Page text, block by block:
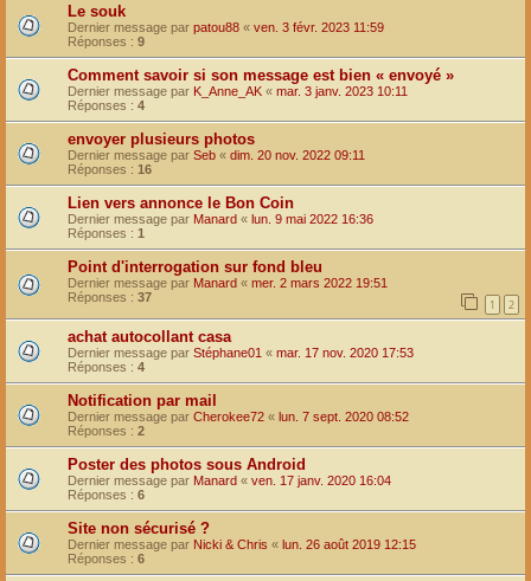
Le souk
Dernier message par patou88 « ven. 3 févr. 2023 11:59
Réponses : 9
Comment savoir si son message est bien « envoyé »
Dernier message par K_Anne_AK « mar. 3 janv. 2023 10:11
Réponses : 4
envoyer plusieurs photos
Dernier message par Seb « dim. 20 nov. 2022 09:11
Réponses : 16
Lien vers annonce le Bon Coin
Dernier message par Manard « lun. 9 mai 2022 16:36
Réponses : 1
Point d'interrogation sur fond bleu
Dernier message par Manard « mer. 2 mars 2022 19:51
Réponses : 37 1 2
achat autocollant casa
Dernier message par Stéphane01 « mar. 17 nov. 2020 17:53
Réponses : 4
Notification par mail
Dernier message par Cherokee72 « lun. 7 sept. 2020 08:52
Réponses : 2
Poster des photos sous Android
Dernier message par Manard « ven. 17 janv. 2020 16:04
Réponses : 6
Site non sécurisé ?
Dernier message par Nicki & Chris « lun. 26 août 2019 12:15
Réponses : 6